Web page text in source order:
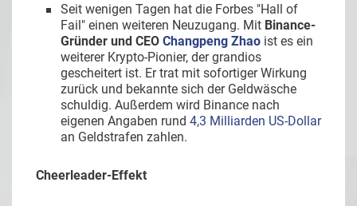
Seit wenigen Tagen hat die Forbes "Hall of
Fail" einen weiteren Neuzugang. Mit Binance-
Gründer und CEO Changpeng Zhao ist es ein
weiterer Krypto-Pionier, der grandios
gescheitert ist. Er trat mit sofortiger Wirkung
zurück und bekannte sich der Geldwäsche
schuldig. Außerdem wird Binance nach
eigenen Angaben rund 4,3 Milliarden US-Dollar
an Geldstrafen zahlen.
Cheerleader-Effekt